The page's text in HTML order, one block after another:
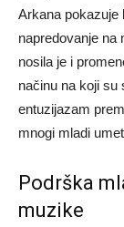
Arkana pokazuje
napredovanje na
nosila je i
načinu na koji su
entuzijazam
mnogi mladi
Podrška
muzike